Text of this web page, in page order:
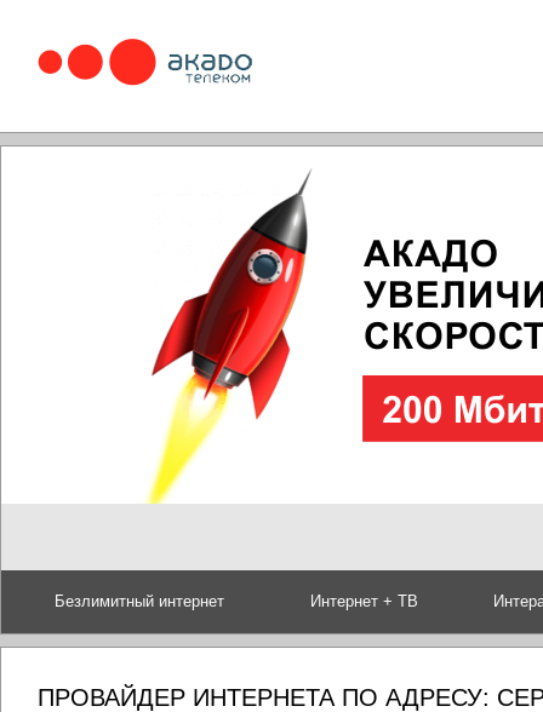
Безлимитный интернет Интернет + ТВ
ПРОВАЙДЕР ИНТЕРНЕТА ПО АДРЕСУ: